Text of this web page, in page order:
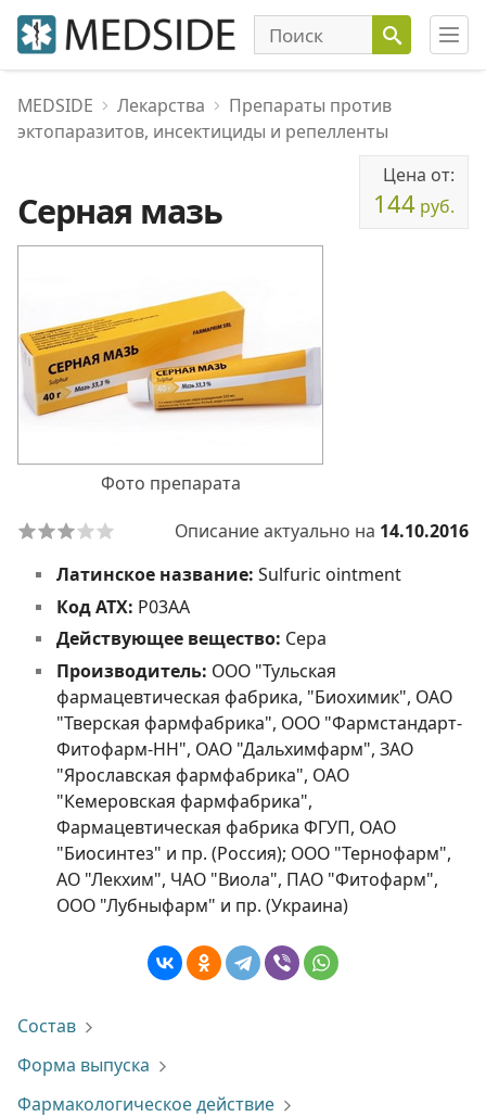
MEDSIDE Лекарства
Препараты против
эктопаразитов, инсектициды и репелленты
Серная мазь
Цена от:
144 руб.
Фото препарата
Описание актуально на 14.10.2016
Латинское название: Sulfuric ointment
Код АТХ: P03AA
Действующее вещество: Сера
Производитель: ООО "Тульская
фармацевтическая фабрика, "Биохимик", ОАО
"Тверская фармфабрика", ООО "Фармстандарт-
Фитофарм-НН", ОАО "Дальхимфарм", ЗАО
"Ярославская фармфабрика", ОАО
"Кемеровская фармфабрика",
Фармацевтическая фабрика ФГУП, ОАО
"Биосинтез" и пр. (Россия); ООО "Тернофарм",
АО "Лекхим", ЧАО "Виола", ПАО "Фитофарм",
ООО "Лубныфарм" и пр. (Украина)
Состав
Форма выпуска
Фармакологическое действие